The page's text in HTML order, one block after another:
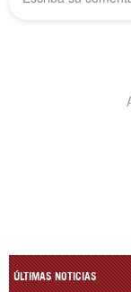
ÚLTIMAS NOTICIAS